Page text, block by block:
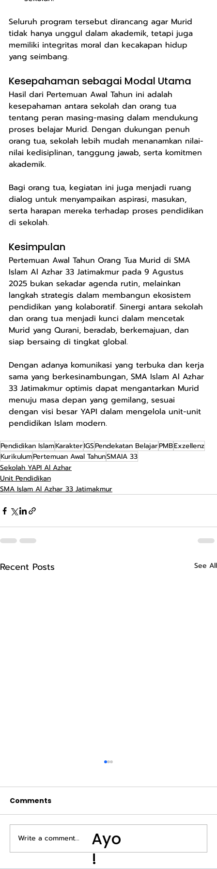
Seluruh program tersebut dirancang agar Murid
tidak hanya unggul dalam akademik, tetapi juga
memiliki integritas moral dan kecakapan hidup
yang seimbang.
Kesepahaman sebagai Modal Utama
Hasil dari Pertemuan Awal Tahun ini adalah
kesepahaman antara sekolah dan orang tua
tentang peran masing-masing dalam mendukung
proses belajar Murid. Dengan dukungan penuh
orang tua, sekolah lebih mudah menanamkan nilai-
nilai kedisiplinan, tanggung jawab, serta komitmen
akademik.
Bagi orang tua, kegiatan ini juga menjadi ruang
dialog untuk menyampaikan aspirasi, masukan,
serta harapan mereka terhadap proses pendidikan
di sekolah.
Kesimpulan
Pertemuan Awal Tahun Orang Tua Murid di SMA
Islam Al Azhar 33 Jatimakmur pada 9 Agustus
2025 bukan sekadar agenda rutin, melainkan
langkah strategis dalam membangun ekosistem
pendidikan yang kolaboratif. Sinergi antara sekolah
dan orang tua menjadi kunci dalam mencetak
Murid yang Qurani, beradab, berkemajuan, dan
siap bersaing di tingkat global.
Dengan adanya komunikasi yang terbuka dan kerja
sama yang berkesinambungan, SMA Islam Al Azhar
33 Jatimakmur optimis dapat mengantarkan Murid
menuju masa depan yang gemilang, sesuai
dengan visi besar YAPI dalam mengelola unit-unit
pendidikan Islam modern.
Pendidikan IslamKarakterIGSPendekatan BelajarPMBExzellenz
KurikulumPertemuan Awal TahunSMAIA 33
Sekolah YAPI Al Azhar
Unit Pendidikan
SMA Islam Al Azhar 33 Jatimakmur
Recent Posts See All
Comments
Write a comment...
Ayo
!